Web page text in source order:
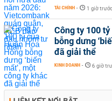
TÀI CHÍNH - 1 giờ
Công ty 100
bỗng dưng
đã giải thể
KINH DOANH - 6 giờ